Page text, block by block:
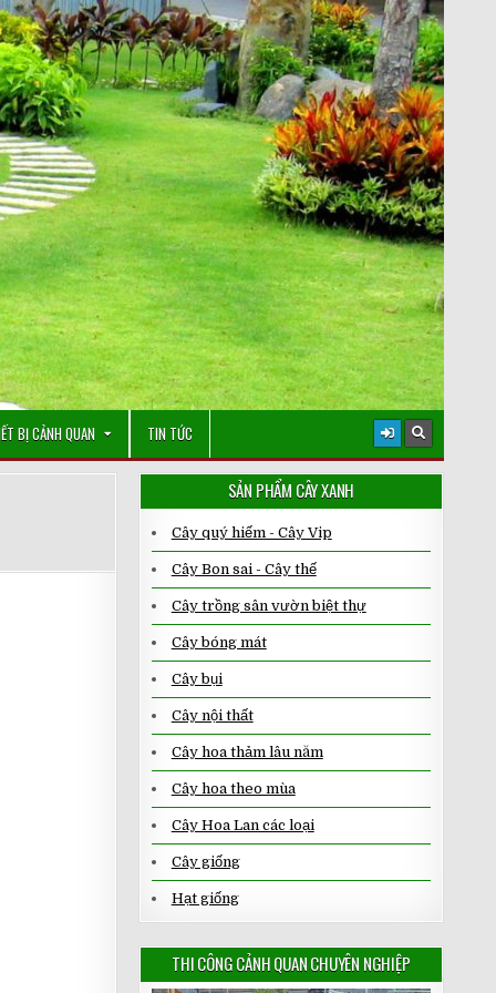
BỊ CẢNH QUAN TIN TỨC
SẢN PHẨM CÂY XANH
Cây quý hiếm - Cây Vip
Cây Bon sai - Cây thế
Cây trồng sân vườn biệt thự
Cây bóng mát
Cây bụi
Cây nội thất
Cây hoa thảm lâu năm
Cây hoa theo mùa
Cây Hoa Lan các loại
Cây giống
Hạt giống
THI CÔNG CẢNH QUAN CHUYÊN NGHIỆP